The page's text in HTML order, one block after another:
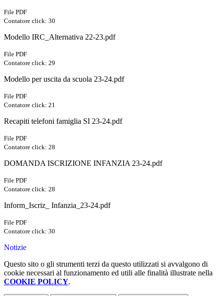
File PDF
Contatore click: 30
Modello IRC_Alternativa 22-23.pdf
File PDF
Contatore click: 29
Modello per uscita da scuola 23-24.pdf
File PDF
Contatore click: 21
Recapiti telefoni famiglia SI 23-24.pdf
File PDF
Contatore click: 28
DOMANDA ISCRIZIONE INFANZIA 23-24.pdf
File PDF
Contatore click: 28
Inform_Iscriz_ Infanzia_23-24.pdf
File PDF
Contatore click: 30
Notizie
Questo sito o gli strumenti terzi da questo utilizzati si avvalgono di
cookie necessari al funzionamento ed utili alle finalità illustrate nella
COOKIE POLICY.